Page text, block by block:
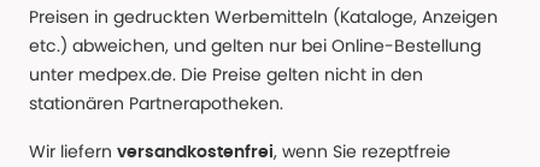
Preisen in gedruckten Werbemitteln (Kataloge, Anzeigen
etc.) abweichen, und gelten nur bei Online-Bestellung
unter medpex.de. Die Preise gelten nicht in den
stationären Partnerapotheken.
Wir liefern versandkostenfrei, wenn Sie rezeptfreie